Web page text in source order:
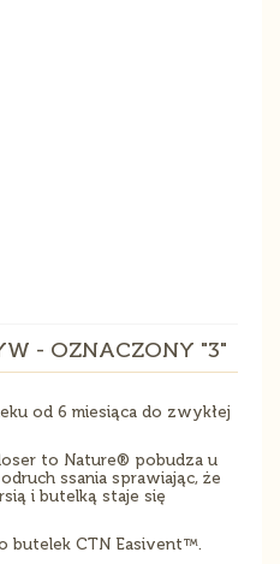
- OZNACZONY "3"
od 6 miesiąca do zwykłej
to Nature® pobudza u
ssania sprawiając, że
i butelką staje się
butelek CTN Easivent™.